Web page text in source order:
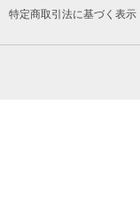
特定商取引法に基づく表示